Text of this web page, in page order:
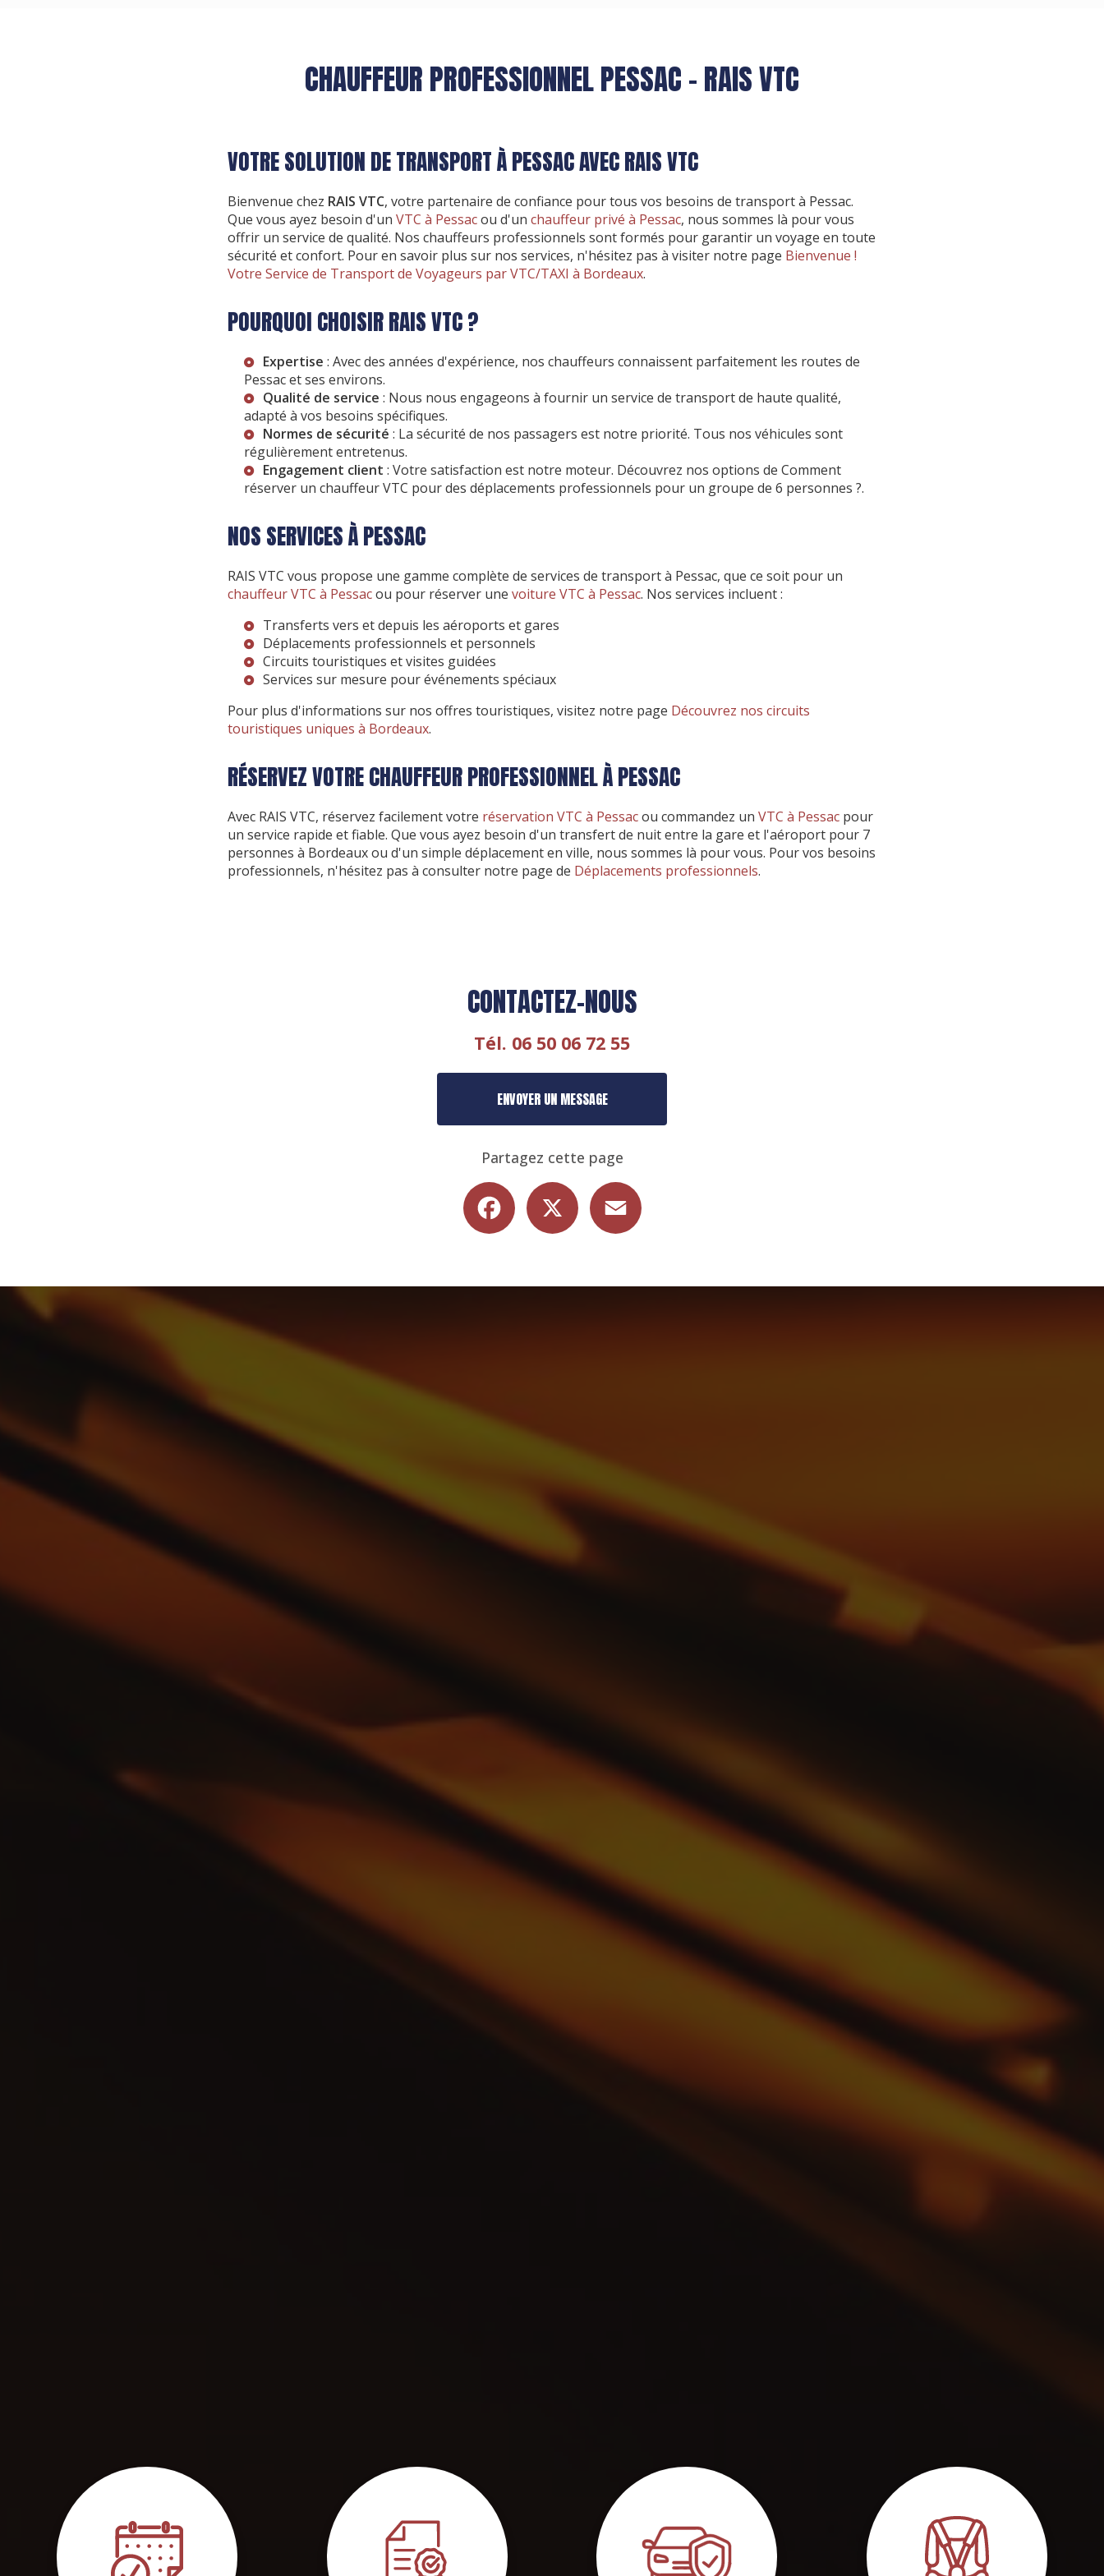
CHAUFFEUR PROFESSIONNEL PESSAC - RAIS VTC
VOTRE SOLUTION DE TRANSPORT À PESSAC AVEC RAIS VTC
Bienvenue chez RAIS VTC, votre partenaire de confiance pour tous vos besoins de transport à Pessac.
Que vous ayez besoin d'un VTC à Pessacou d'un chauffeur privé à Pessac, nous sommes là pour vous
offrir un service de qualité. Nos chauffeurs professionnels sont formés pour garantir un voyage en toute
sécurité et confort. Pour en savoir plus sur nos services, n'hésitez pas à visiter notre page Bienvenue !
Votre Service de Transport de Voyageurs par VTC/TAXI à Bordeaux.
POURQUOI CHOISIR RAIS VTC ?
Expertise : Avec des années d'expérience, nos chauffeurs connaissent parfaitement les routes de
Pessac et ses environs.
Qualité de service : Nous nous engageons à fournir un service de transport de haute qualité,
adapté à vos besoins spécifiques.
Normes de sécurité : La sécurité de nos passagers est notre priorité. Tous nos véhicules sont
régulièrement entretenus.
Engagement client : Votre satisfaction est notre moteur. Découvrez nos options de Comment
réserver un chauffeur VTC pour des déplacements professionnels pour un groupe de 6 personnes ?.
NOS SERVICES À PESSAC
RAIS VTC vous propose une gamme complète de services de transport à Pessac, que ce soit pour un
chauffeur VTC à Pessacou pour réserver une voiture VTC à Pessac. Nos services incluent :
Transferts vers et depuis les aéroports et gares
Déplacements professionnels et personnels
Circuits touristiques et visites guidées
Services sur mesure pour événements spéciaux
Pour plus d'informations sur nos offres touristiques, visitez notre page Découvrez nos circuits
touristiques uniques à Bordeaux.
RÉSERVEZ VOTRE CHAUFFEUR PROFESSIONNEL À PESSAC
Avec RAIS VTC, réservez facilement votre réservation VTC à Pessacou commandez un VTC à Pessac pour
un service rapide et fiable. Que vous ayez besoin d'un transfert de nuit entre la gare et l'aéroport pour 7
personnes à Bordeaux ou d'un simple déplacement en ville, nous sommes là pour vous. Pour vos besoins
professionnels, n'hésitez pas à consulter notre page de Déplacements professionnels.
CONTACTEZ-NOUS
Tél. 06 50 06 72 55
ENVOYER UN MESSAGE
Partagez cette page
Facebook